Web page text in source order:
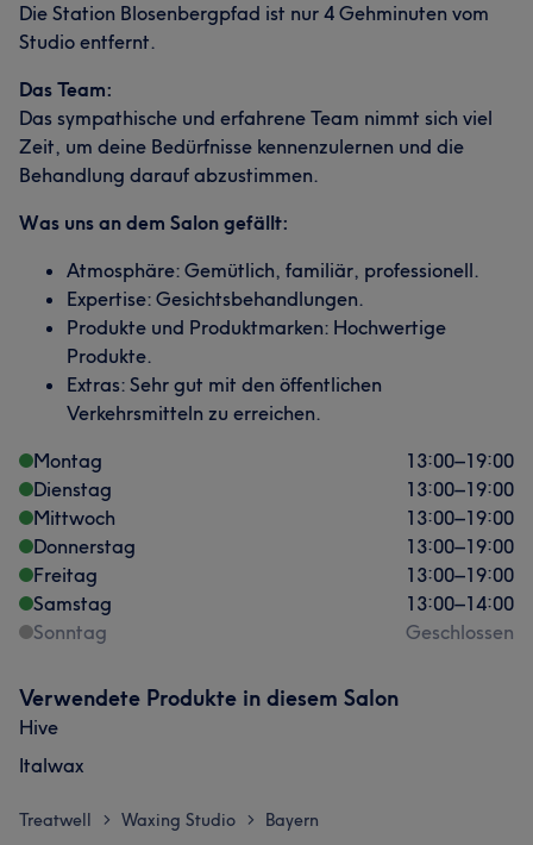
Die Station Blosenbergpfad ist nur 4 Gehminuten vom
Studio entfernt.
Das Team:
Das sympathische und erfahrene Team nimmt sich viel
Zeit, um deine Bedürfnisse kennenzulernen und die
Behandlung darauf abzustimmen.
Was uns an dem Salon gefällt:
Atmosphäre: Gemütlich, familiär, professionell.
Expertise: Gesichtsbehandlungen.
Produkte und Produktmarken: Hochwertige
Produkte.
Extras: Sehr gut mit den öffentlichen
Verkehrsmitteln zu erreichen.
Montag
13:00–19:00
Dienstag
13:00–19:00
Mittwoch
13:00–19:00
Donnerstag
13:00–19:00
Freitag
13:00–19:00
Samstag
13:00–14:00
Sonntag
Geschlossen
Verwendete Produkte in diesem Salon
Hive
Italwax
Treatwell > Waxing Studio > Bayern